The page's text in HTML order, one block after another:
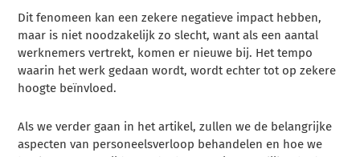
Dit fenomeen kan een zekere negatieve impact hebben,
maar is niet noodzakelijk zo slecht, want als een aantal
werknemers vertrekt, komen er nieuwe bij. Het tempo
waarin het werk gedaan wordt, wordt echter tot op zekere
hoogte beïnvloed.
Als we verder gaan in het artikel, zullen we de belangrijke
aspecten van personeelsverloop behandelen en hoe we